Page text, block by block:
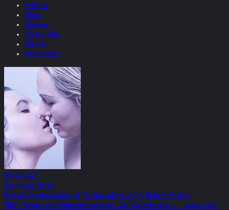
Helvetia
Music
Museum
Photography
Theater
Kristallnacht
09/21/2025
Opernhaus Zürich
Helnwein's visualisation of 'Der Rosenkavalier' by Richard Strauss
When Strauss and Hofmannsthal wrote «Der Rosenkavalier» – setting it in